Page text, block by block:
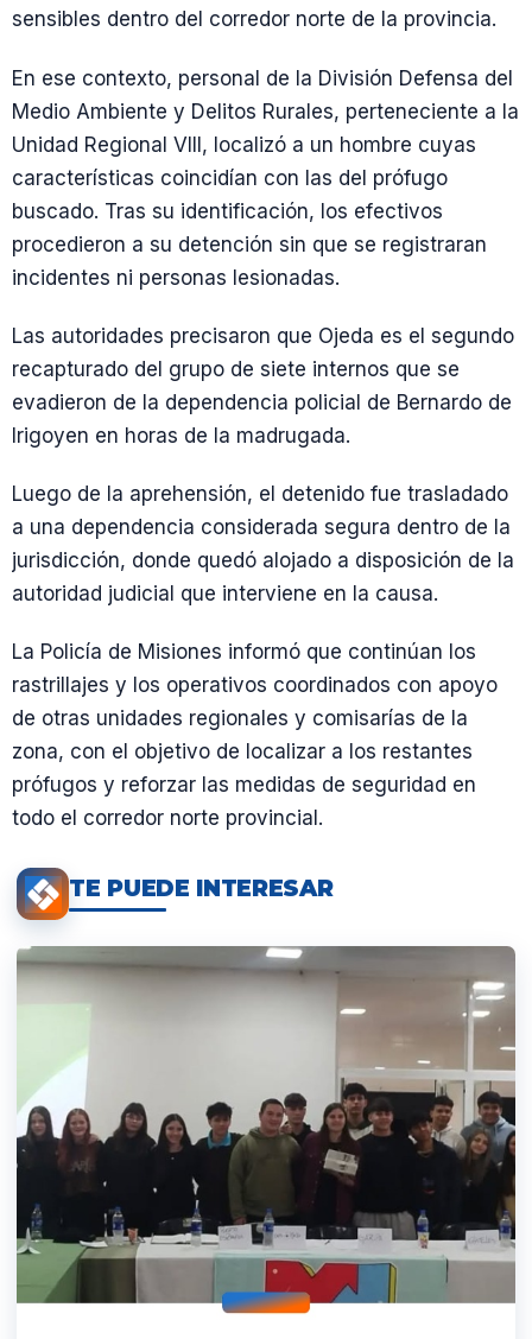
sensibles dentro del corredor norte de la provincia.
En ese contexto, personal de la División Defensa del
Medio Ambiente y Delitos Rurales, perteneciente a la
Unidad Regional VIII, localizó a un hombre cuyas
características coincidían con las del prófugo
buscado. Tras su identificación, los efectivos
procedieron a su detención sin que se registraran
incidentes ni personas lesionadas.
Las autoridades precisaron que Ojeda es el segundo
recapturado del grupo de siete internos que se
evadieron de la dependencia policial de Bernardo de
Irigoyen en horas de la madrugada.
Luego de la aprehensión, el detenido fue trasladado
a una dependencia considerada segura dentro de la
jurisdicción, donde quedó alojado a disposición de la
autoridad judicial que interviene en la causa.
La Policía de Misiones informó que continúan los
rastrillajes y los operativos coordinados con apoyo
de otras unidades regionales y comisarías de la
zona, con el objetivo de localizar a los restantes
prófugos y reforzar las medidas de seguridad en
todo el corredor norte provincial.
TE PUEDE INTERESAR